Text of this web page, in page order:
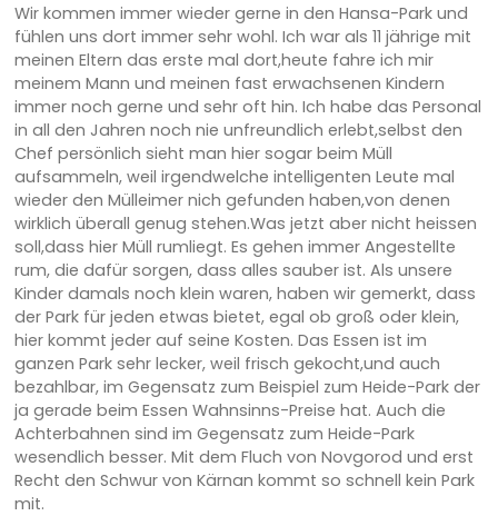
Wir kommen immer wieder gerne in den Hansa-Park und
fühlen uns dort immer sehr wohl. Ich war als 11 jährige mit
meinen Eltern das erste mal dort,heute fahre ich mir
meinem Mann und meinen fast erwachsenen Kindern
immer noch gerne und sehr oft hin. Ich habe das Personal
in all den Jahren noch nie unfreundlich erlebt,selbst den
Chef persönlich sieht man hier sogar beim Müll
aufsammeln, weil irgendwelche intelligenten Leute mal
wieder den Mülleimer nich gefunden haben,von denen
wirklich überall genug stehen.Was jetzt aber nicht heissen
soll,dass hier Müll rumliegt. Es gehen immer Angestellte
rum, die dafür sorgen, dass alles sauber ist. Als unsere
Kinder damals noch klein waren, haben wir gemerkt, dass
der Park für jeden etwas bietet, egal ob groß oder klein,
hier kommt jeder auf seine Kosten. Das Essen ist im
ganzen Park sehr lecker, weil frisch gekocht,und auch
bezahlbar, im Gegensatz zum Beispiel zum Heide-Park der
ja gerade beim Essen Wahnsinns-Preise hat. Auch die
Achterbahnen sind im Gegensatz zum Heide-Park
wesendlich besser. Mit dem Fluch von Novgorod und erst
Recht den Schwur von Kärnan kommt so schnell kein Park
mit.